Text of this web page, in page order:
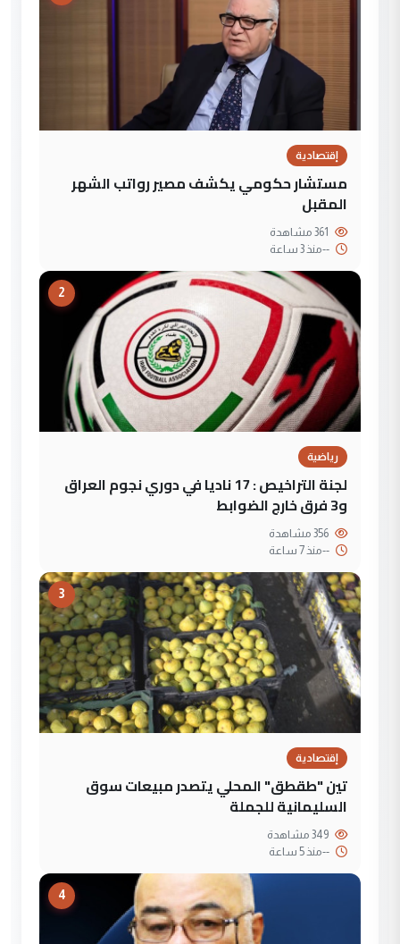
إقتصادية
مستشار حكومي يكشف مصير رواتب الشهر
المقبل
--منذ 3 ساعة
2
رياضية
لجنة التراخيص : 17 ناديا في دوري نجوم العراق
و3 فرق خارج الضوابط
--منذ 7 ساعة
3
إقتصادية
تين "طقطق" المحلي يتصدر مبيعات سوق
السليمانية للجملة
--منذ 5 ساعة
4